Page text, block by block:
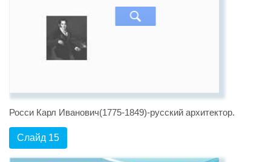
Росси Карл Иванович(1775-1849)-русский архитектор.
Слайд 15